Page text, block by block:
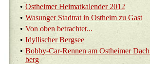
• Ost­hei­mer Hei­mat­ka­len­der 2012
• Wasun­ger Stadt­rat in Ost­heim zu Gast
• Von oben be­trach­tet...
• Idyl­li­scher Berg­see
• Bob­by-Car-Ren­nen am Ost­hei­mer
berg